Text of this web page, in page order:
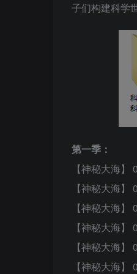
子们构建科学
第一季：
【神秘大海】
【神秘大海
【神秘大海
【神秘大海
【神秘大海
【神秘大海